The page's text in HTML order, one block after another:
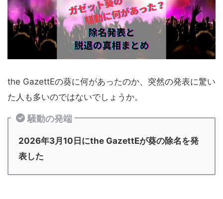
the GazettEの葵に何があったのか、突然の発表に驚い
た人も多いのではないでしょうか。
騒動の発端
2026年3月10日にthe GazettEが葵の除名を発
表した